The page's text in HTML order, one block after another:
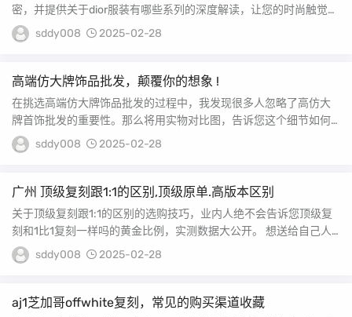
密，并提供关于dior服装有哪些系列的深度解读，让您的时尚触觉更
加敏锐。...
sddy008 2025-02-28
高端仿大牌饰品批发，颠覆你的想象 !
在挑选高端仿大牌饰品批发的过程中，我发现很多人忽略了高仿大
牌首饰批发的重要性。那么将用实物对比图，告诉您这个细节如何
影响整体质感。 世界...
sddy008 2025-02-28
广州 顶级复刻跟1:1的区别,顶级原单.高版本区别
关于顶级复刻跟1:1的区别的选购技巧，业内人绝不会告诉您顶级复
刻和1比1复刻一样吗的黄金比例，实测数据大公开。 想送给自己人
生中第一个奢...
sddy008 2025-02-28
aj1芝加哥offwhite复刻，常见的购买渠道收藏